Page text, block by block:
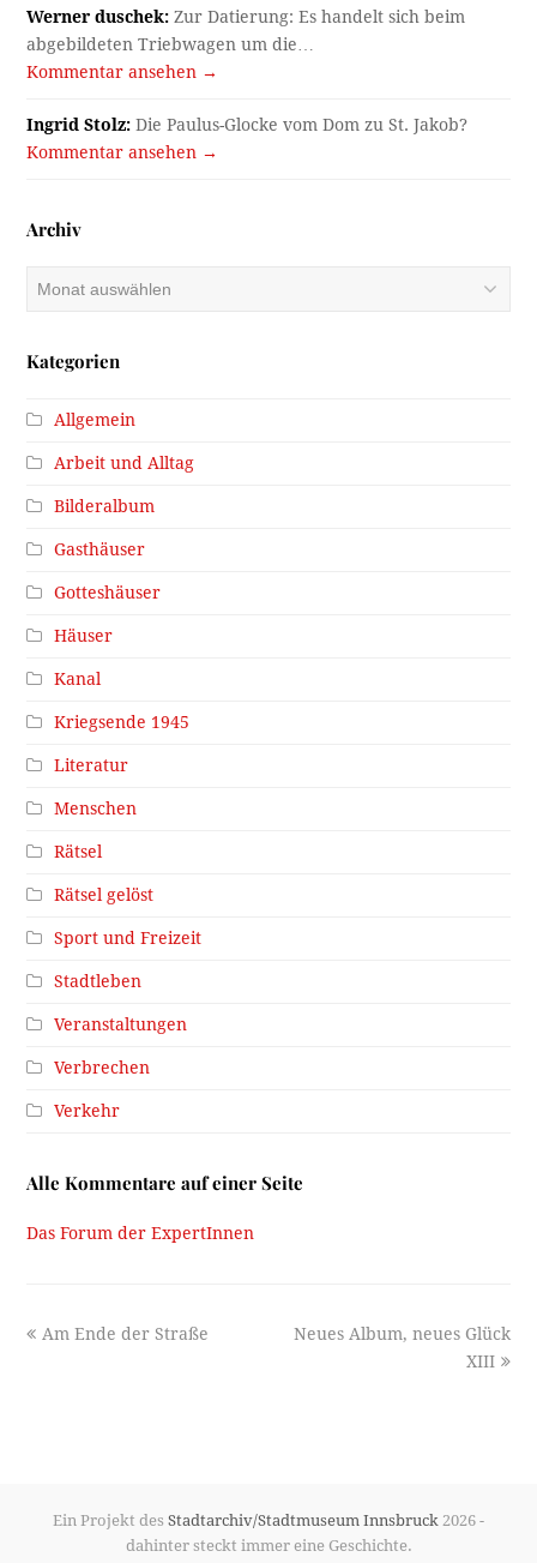
Werner duschek: Zur Datierung: Es handelt sich beim
abgebildeten Triebwagen um die…
Kommentar ansehen →
Ingrid Stolz: Die Paulus-Glocke vom Dom zu St. Jakob?
Kommentar ansehen →
Archiv
Kategorien
Allgemein
Arbeit und Alltag
Bilderalbum
Gasthäuser
Gotteshäuser
Häuser
Kanal
Kriegsende 1945
Literatur
Menschen
Rätsel
Rätsel gelöst
Sport und Freizeit
Stadtleben
Veranstaltungen
Verbrechen
Verkehr
Alle Kommentare auf einer Seite
Das Forum der ExpertInnen
previous
Am Ende der Straße
next
Neues Album, neues Glück
XIII
Ein Projekt des Stadtarchiv/Stadtmuseum Innsbruck 2026 -
dahinter steckt immer eine Geschichte.